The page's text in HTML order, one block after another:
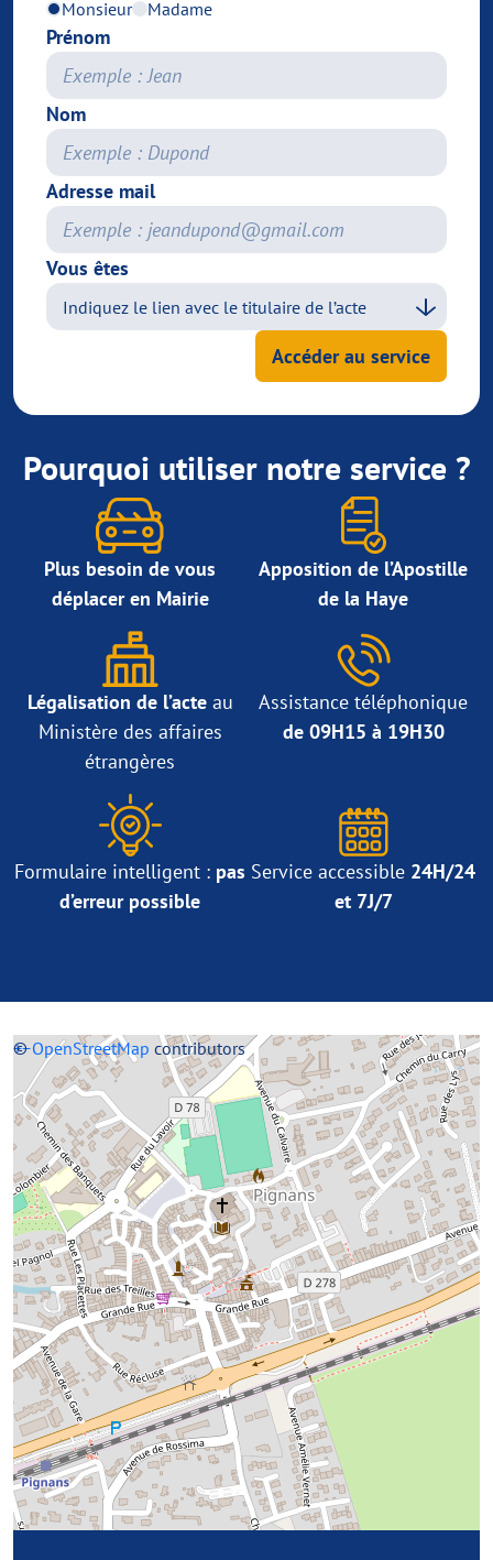
Monsieur Madame
Prénom
Nom
Adresse mail
Vous êtes
Accéder au service
Pourquoi utiliser notre service ?
Plus besoin de vous
déplacer en Mairie
Apposition de l’Apostille
de la Haye
Légalisation de l’acteau
Ministère des affaires
étrangères
Assistance téléphonique
de 09H15 à 19H30
Formulaire intelligent : pas
d’erreur possible
Service accessible 24H/24
et 7J/7
+−
©OpenStreetMap contributors